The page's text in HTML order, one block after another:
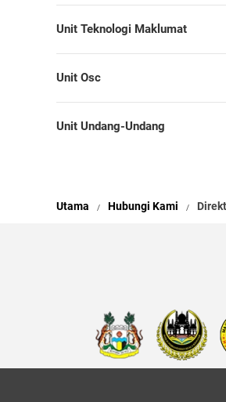
Unit Teknologi Maklumat
Unit Osc
Unit Undang-Undang
Utama Hubungi Kami